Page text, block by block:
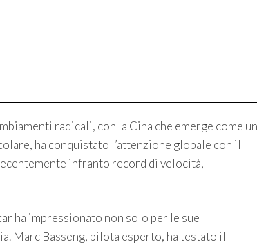
radicali, con la Cina che emerge come un
ha conquistato l’attenzione globale con il
infranto record di velocità,
ha impressionato non solo per le sue
Marc Basseng, pilota esperto, ha testato il